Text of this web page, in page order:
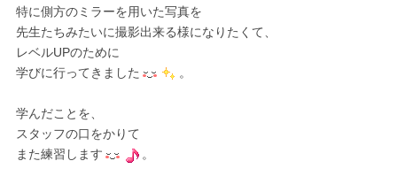
特に側方のミラーを用いた写真を
先生たちみたいに撮影出来る様になりたくて、
レベルUPのために
学びに行ってきました
。
学んだことを、
スタッフの口をかりて
また練習します
。